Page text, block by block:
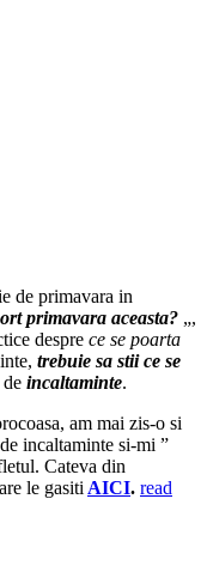
de primavara in
primavara aceasta? „,
despre ce se poarta
trebuie sa stii ce se
incaltaminte.
am mai zis-o si
incaltaminte si-mi ”
Cateva din
le gasiti AICI. read